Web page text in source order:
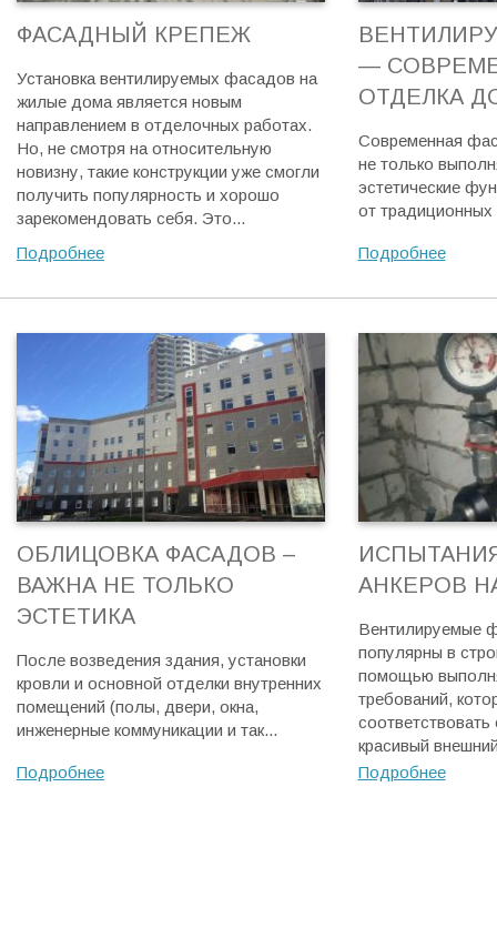
ФАСАДНЫЙ КРЕПЕЖ
Установка вентилируемых фасадов на
жилые дома является новым
направлением в отделочных работах.
Но, не смотря на относительную
новизну, такие конструкции уже смогли
получить популярность и хорошо
зарекомендовать себя. Это...
Подробнее
—
ОТДЕЛКА
Современная
не только
эстетические
от
Подробнее
ОБЛИЦОВКА ФАСАДОВ –
ВАЖНА НЕ ТОЛЬКО
ЭСТЕТИКА
После возведения здания, установки
кровли и основной отделки внутренних
помещений (полы, двери, окна,
инженерные коммуникации и так...
Подробнее
АНКЕРОВ
Вентилируемые
популярны в
помощью
требований,
красивый
Подробнее